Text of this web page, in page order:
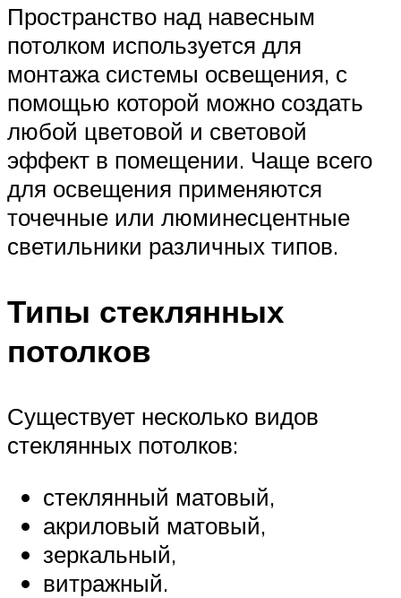
Пространство над навесным
потолком используется для
монтажа системы освещения, с
помощью которой можно создать
любой цветовой и световой
эффект в помещении. Чаще всего
для освещения применяются
точечные или люминесцентные
светильники различных типов.
Типы стеклянных
потолков
Существует несколько видов
стеклянных потолков:
стеклянный матовый,
акриловый матовый,
зеркальный,
витражный.